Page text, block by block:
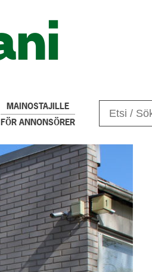
MAINOSTAJILLE
FÖR ANNONSÖRER